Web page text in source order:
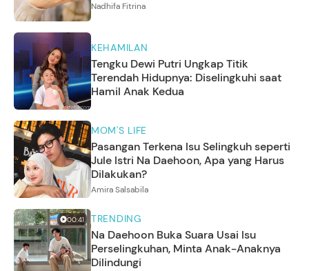
Nadhifa Fitrina
KEHAMILAN
Tengku Dewi Putri Ungkap Titik
Terendah Hidupnya: Diselingkuhi saat
Hamil Anak Kedua
MOM'S LIFE
Pasangan Terkena Isu Selingkuh seperti
Jule Istri Na Daehoon, Apa yang Harus
Dilakukan?
Amira Salsabila
00:41 TRENDING
Na Daehoon Buka Suara Usai Isu
Perselingkuhan, Minta Anak-Anaknya
Dilindungi